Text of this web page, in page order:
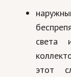
света
этот